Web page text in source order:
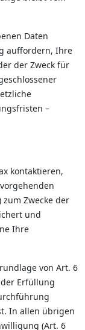
Daten
auffordern, Ihre
der Zweck für
–
kontaktieren,
Zwecke der
und
Ihre
von Art. 6
Erfüllung
In allen übrigen
(Art. 6